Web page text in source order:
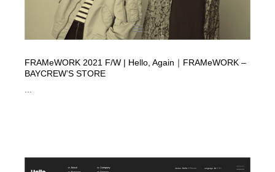
FRAMeWORK 2021 F/W | Hello, Again｜FRAMeWORK –
BAYCREW’S STORE
...